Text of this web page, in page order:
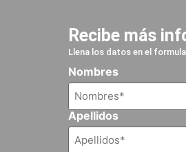
Recibe más
Llena los datos en el
Nombres
Apellidos